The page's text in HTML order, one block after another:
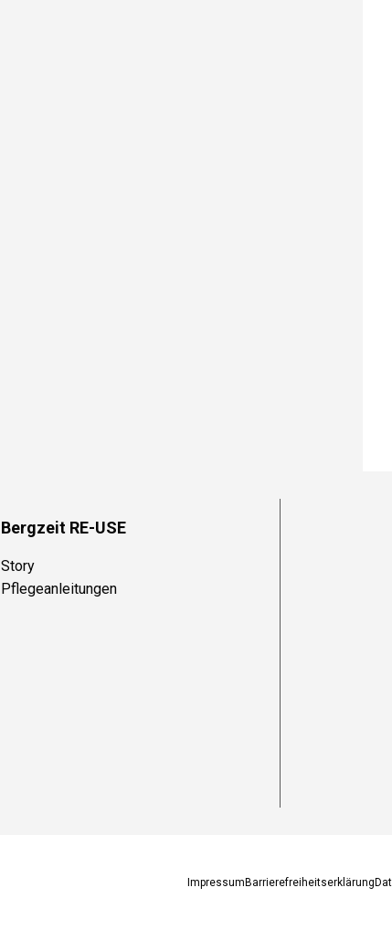
Bergzeit RE-USE
Story
Pflegeanleitungen
Impressum Barrierefreiheitserklärung